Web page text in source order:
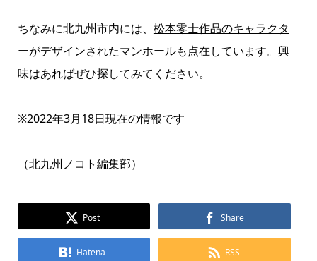
ちなみに北九州市内には、 松本零士作品のキャラクタ
ーがデザインされたマンホールも点在しています。興
味はあればぜひ探してみてください。
※2022年3月18日現在の情報です
（北九州ノコト編集部）
Post Share
Hatena RSS